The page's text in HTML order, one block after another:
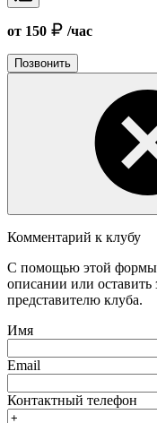
от 150 /час
Позвонить
Комментарий к клубу
С помощью этой формы
описании или оставить
представителю клуба.
Имя
Email
Контактный телефон